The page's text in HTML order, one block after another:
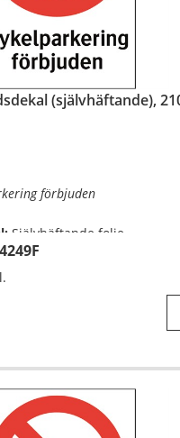
(självhäftande),
4249F
förbjuden
Självhäftande folie